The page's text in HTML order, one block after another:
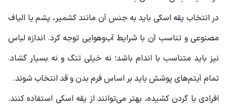
در انتخاب یقه اسکی باید به جنس آن مانند کشمیر، پشم یا الیاف
مصنوعی و تناسب آن با شرایط آب‌وهوایی توجه کرد. اندازه لباس
نیز باید متناسب با اندام باشد؛ نه خیلی تنگ و نه بسیار گشاد.
تمام آیتم‌های پوشش باید بر اساس فرم بدن و قد انتخاب شوند.
افرادی با گردن کشیده، بهتر می‌توانند از یقه اسکی استفاده کنند.